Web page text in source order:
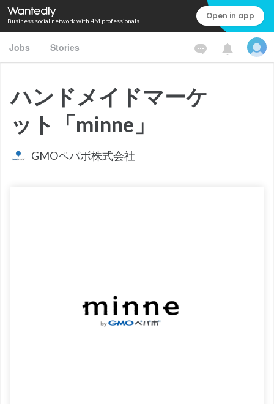
Business social network with 4M professionals Open in app
Jobs Stories
ハンドメイドマーケ
ット「minne」
GMOペパボ株式会社